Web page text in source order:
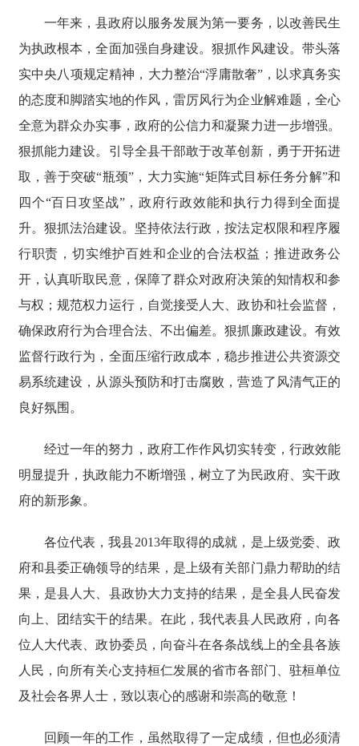
一年来，县政府以服务发展为第一要务，以改善民生
为执政根本，全面加强自身建设。狠抓作风建设。带头落
实中央八项规定精神，大力整治“浮庸散奢”，以求真务实
的态度和脚踏实地的作风，雷厉风行为企业解难题，全心
全意为群众办实事，政府的公信力和凝聚力进一步增强。
狠抓能力建设。引导全县干部敢于改革创新，勇于开拓进
取，善于突破“瓶颈”，大力实施“矩阵式目标任务分解”和
四个“百日攻坚战”，政府行政效能和执行力得到全面提
升。狠抓法治建设。坚持依法行政，按法定权限和程序履
行职责，切实维护百姓和企业的合法权益；推进政务公
开，认真听取民意，保障了群众对政府决策的知情权和参
与权；规范权力运行，自觉接受人大、政协和社会监督，
确保政府行为合理合法、不出偏差。狠抓廉政建设。有效
监督行政行为，全面压缩行政成本，稳步推进公共资源交
易系统建设，从源头预防和打击腐败，营造了风清气正的
良好氛围。
经过一年的努力，政府工作作风切实转变，行政效能
明显提升，执政能力不断增强，树立了为民政府、实干政
府的新形象。
各位代表，我县2013年取得的成就，是上级党委、政
府和县委正确领导的结果，是上级有关部门鼎力帮助的结
果，是县人大、县政协大力支持的结果，是全县人民奋发
向上、团结实干的结果。在此，我代表县人民政府，向各
位人大代表、政协委员，向奋斗在各条战线上的全县各族
人民，向所有关心支持桓仁发展的省市各部门、驻桓单位
及社会各界人士，致以衷心的感谢和崇高的敬意！
回顾一年的工作，虽然取得了一定成绩，但也必须清